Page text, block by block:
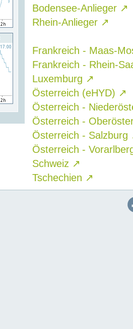
Bodensee-Anlieger ↗
Rhein-Anlieger ↗
Frankreich - Maas-
Frankreich - Rhein-
Luxemburg ↗
Österreich (eHYD) ↗
Österreich -
Österreich -
Österreich - Salzburg
Österreich -
Schweiz ↗
Tschechien ↗